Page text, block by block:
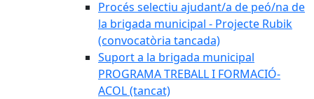
Procés selectiu ajudant/a de peó/na de
la brigada municipal - Projecte Rubik
(convocatòria tancada)
Suport a la brigada municipal
PROGRAMA TREBALL I FORMACIÓ-
ACOL (tancat)